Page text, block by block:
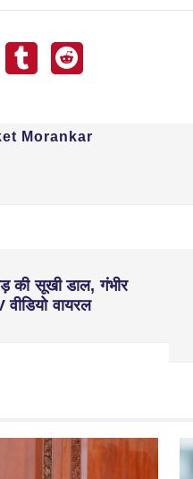
Morankar
की सूखी डाल, गंभीर
वायरल